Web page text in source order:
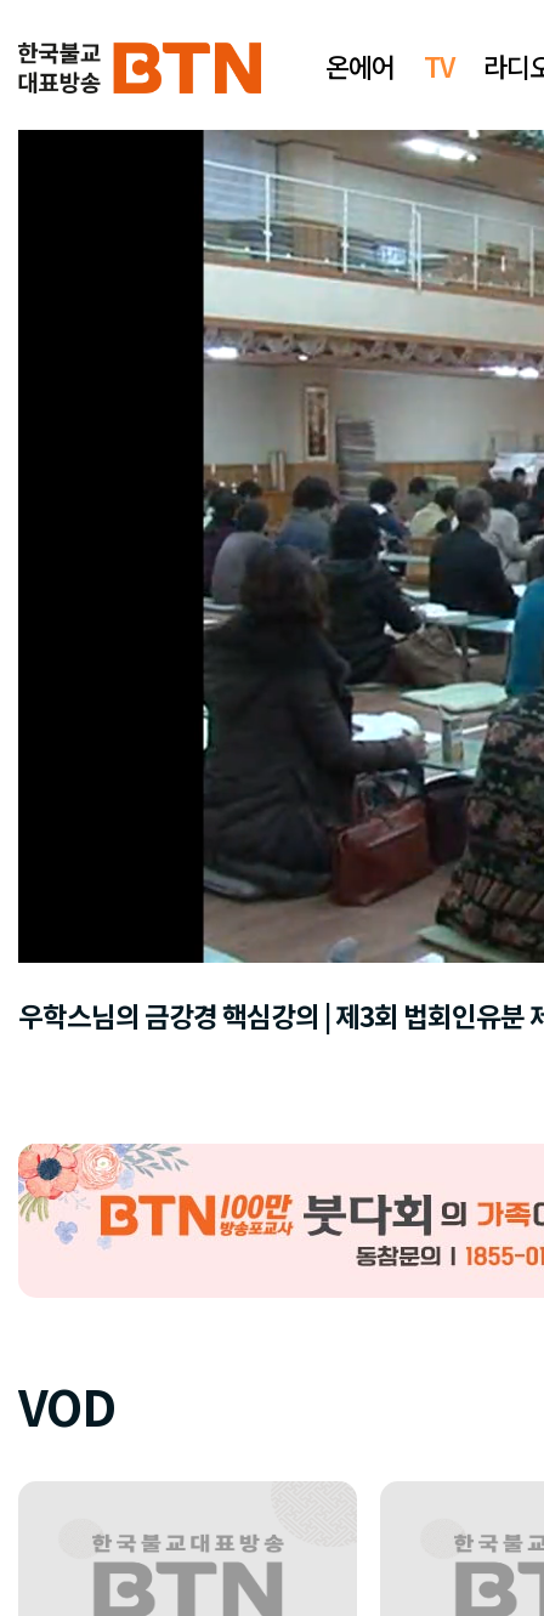
온에어 TV 라디
우학스님의 금강경 핵심강의 | 제3회 법회인유분